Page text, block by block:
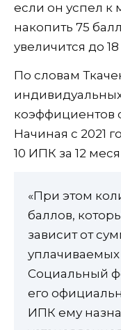
если он успел к
накопить 75
увеличится до 18
По словам
коэффициентов
Начиная с 2021
10 ИПК за 12
«При этом
баллов,
зависит от
Социальный
его
ИПК ему